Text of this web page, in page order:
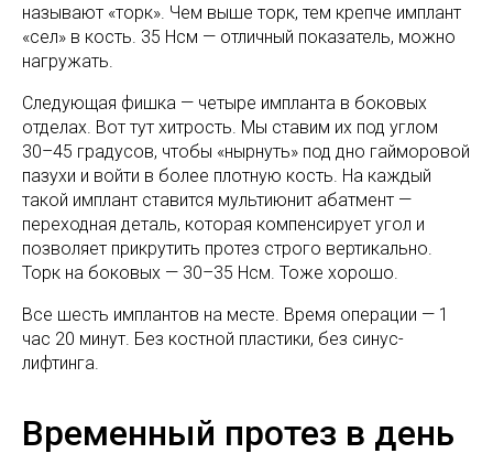
называют «торк». Чем выше торк, тем крепче имплант
«сел» в кость. 35 Нсм — отличный показатель, можно
нагружать.
Следующая фишка — четыре импланта в боковых
отделах. Вот тут хитрость. Мы ставим их под углом
30–45 градусов, чтобы «нырнуть» под дно гайморовой
пазухи и войти в более плотную кость. На каждый
такой имплант ставится мультиюнит абатмент —
переходная деталь, которая компенсирует угол и
позволяет прикрутить протез строго вертикально.
Торк на боковых — 30–35 Нсм. Тоже хорошо.
Все шесть имплантов на месте. Время операции — 1
час 20 минут. Без костной пластики, без синус-
лифтинга.
Временный протез в день